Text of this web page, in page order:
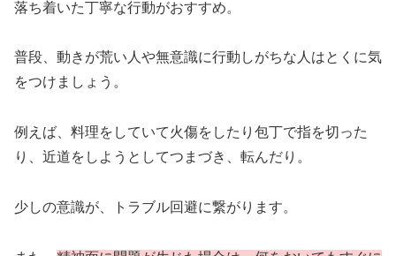
落ち着いた丁寧な行動がおすすめ。
普段、動きが荒い人や無意識に行動しがちな人はとくに気
をつけましょう。
例えば、料理をしていて火傷をしたり包丁で指を切った
り、近道をしようとしてつまづき、転んだり。
少しの意識が、トラブル回避に繋がります。